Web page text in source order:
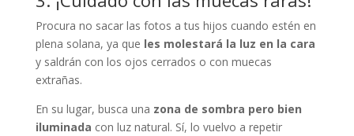
Procura no sacar las fotos a tus hijos cuando estén en
plena solana, ya que les molestará la luz en la cara
y saldrán con los ojos cerrados o con muecas
extrañas.
En su lugar, busca una zona de sombra pero bien
iluminada con luz natural. Sí, lo vuelvo a repetir